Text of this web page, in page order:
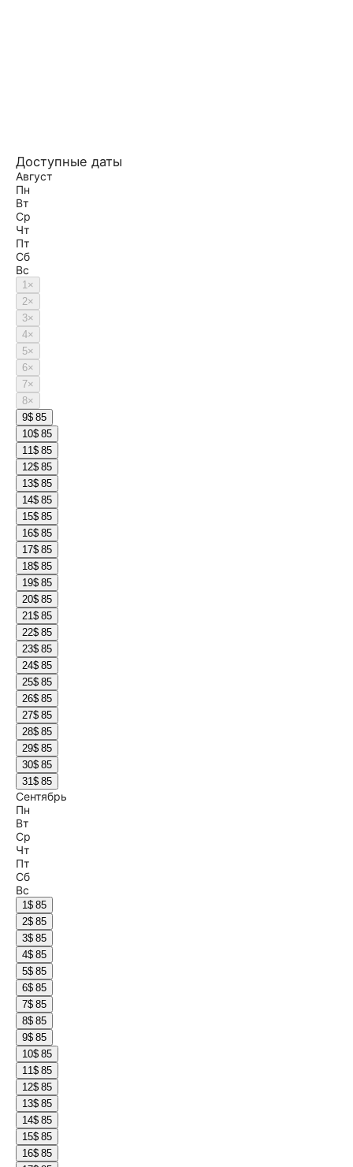
Доступные даты
Август
Пн
Вт
Ср
Чт
Пт
Сб
Вс
1×
2×
3×
4×
5×
6×
7×
8×
9$ 85
10$ 85
11$ 85
12$ 85
13$ 85
14$ 85
15$ 85
16$ 85
17$ 85
18$ 85
19$ 85
20$ 85
21$ 85
22$ 85
23$ 85
24$ 85
25$ 85
26$ 85
27$ 85
28$ 85
29$ 85
30$ 85
31$ 85
Сентябрь
Пн
Вт
Ср
Чт
Пт
Сб
Вс
1$ 85
2$ 85
3$ 85
4$ 85
5$ 85
6$ 85
7$ 85
8$ 85
9$ 85
10$ 85
11$ 85
12$ 85
13$ 85
14$ 85
15$ 85
16$ 85